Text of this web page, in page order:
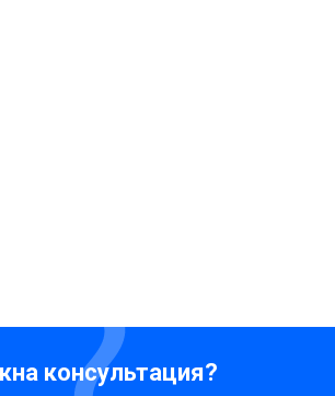
консультация?